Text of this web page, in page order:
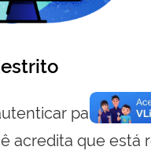
para
acredita que está